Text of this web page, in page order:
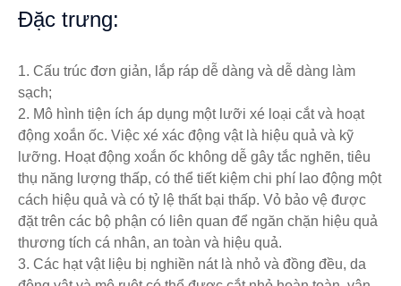
Đặc trưng:
1. Cấu trúc đơn giản, lắp ráp dễ dàng và dễ dàng làm
sạch;
2. Mô hình tiện ích áp dụng một lưỡi xé loại cắt và hoạt
động xoắn ốc. Việc xé xác động vật là hiệu quả và kỹ
lưỡng. Hoạt động xoắn ốc không dễ gây tắc nghẽn, tiêu
thụ năng lượng thấp, có thể tiết kiệm chi phí lao động một
cách hiệu quả và có tỷ lệ thất bại thấp. Vỏ bảo vệ được
đặt trên các bộ phận có liên quan để ngăn chặn hiệu quả
thương tích cá nhân, an toàn và hiệu quả.
3. Các hạt vật liệu bị nghiền nát là nhỏ và đồng đều, da